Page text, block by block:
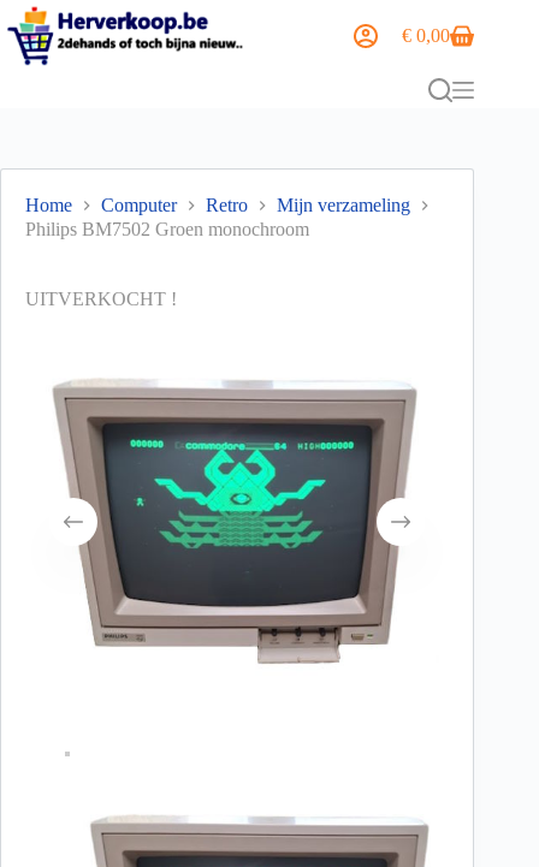
€ 0,00
Home Computer Retro
Mijn verzameling
Philips BM7502 Groen monochroom
UITVERKOCHT !